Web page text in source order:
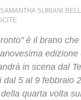
SAMANTHA SURIANI
è il brano che
edizione
in scena dal
dal 5 al 9 febbraio
quarta volta